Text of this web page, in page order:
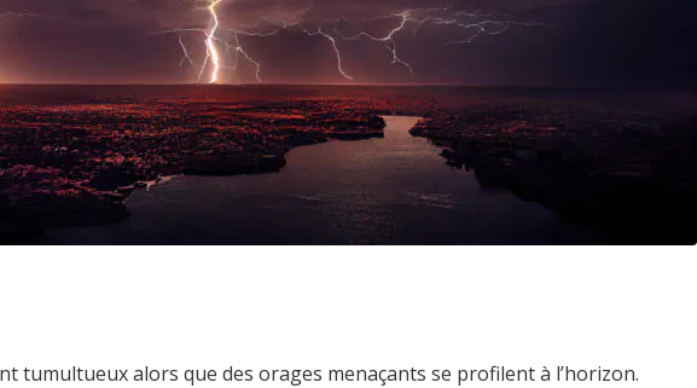
tumultueux alors que des orages menaçants se profilent à l’horizon.